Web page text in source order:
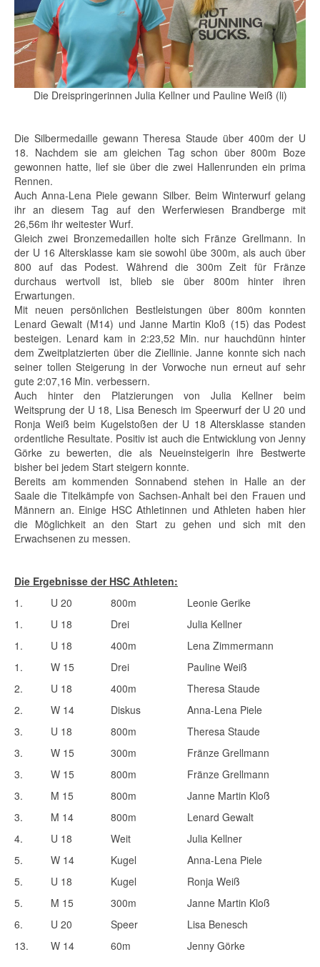
Die Dreispringerinnen Julia Kellner und Pauline Weiß (li)
Die Silbermedaille gewann Theresa Staude über 400m der U
18. Nachdem sie am gleichen Tag schon über 800m Boze
gewonnen hatte, lief sie über die zwei Hallenrunden ein prima
Rennen.
Auch Anna-Lena Piele gewann Silber. Beim Winterwurf gelang
ihr an diesem Tag auf den Werferwiesen Brandberge mit
26,56m ihr weitester Wurf.
Gleich zwei Bronzemedaillen holte sich Fränze Grellmann. In
der U 16 Altersklasse kam sie sowohl übe 300m, als auch über
800 auf das Podest. Während die 300m Zeit für Fränze
durchaus wertvoll ist, blieb sie über 800m hinter ihren
Erwartungen.
Mit neuen persönlichen Bestleistungen über 800m konnten
Lenard Gewalt (M14) und Janne Martin Kloß (15) das Podest
besteigen. Lenard kam in 2:23,52 Min. nur hauchdünn hinter
dem Zweitplatzierten über die Ziellinie. Janne konnte sich nach
seiner tollen Steigerung in der Vorwoche nun erneut auf sehr
gute 2:07,16 Min. verbessern.
Auch hinter den Platzierungen von Julia Kellner beim
Weitsprung der U 18, Lisa Benesch im Speerwurf der U 20 und
Ronja Weiß beim Kugelstoßen der U 18 Altersklasse standen
ordentliche Resultate. Positiv ist auch die Entwicklung von Jenny
Görke zu bewerten, die als Neueinsteigerin ihre Bestwerte
bisher bei jedem Start steigern konnte.
Bereits am kommenden Sonnabend stehen in Halle an der
Saale die Titelkämpfe von Sachsen-Anhalt bei den Frauen und
Männern an. Einige HSC Athletinnen und Athleten haben hier
die Möglichkeit an den Start zu gehen und sich mit den
Erwachsenen zu messen.
Die Ergebnisse der HSC Athleten:
1.
U 20 800m
Leonie Gerike
1.
U 18 Drei
Julia Kellner
1.
U 18 400m
Lena Zimmermann
1.
W 15 Drei
Pauline Weiß
2.
U 18 400m
Theresa Staude
2.
W 14 Diskus
Anna-Lena Piele
3.
U 18 800m
Theresa Staude
3.
W 15 300m
Fränze Grellmann
3.
W 15 800m
Fränze Grellmann
3.
M 15 800m
Janne Martin Kloß
3.
M 14 800m
Lenard Gewalt
4.
U 18 Weit
Julia Kellner
5.
W 14 Kugel
Anna-Lena Piele
5.
U 18 Kugel
Ronja Weiß
5.
M 15 300m
Janne Martin Kloß
6.
U 20 Speer
Lisa Benesch
13.
W 14 60m Jenny Görke